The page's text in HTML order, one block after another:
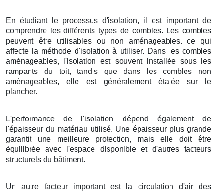
En étudiant le processus d'isolation, il est important de
comprendre les différents types de combles. Les combles
peuvent être utilisables ou non aménageables, ce qui
affecte la méthode d'isolation à utiliser. Dans les combles
aménageables, l'isolation est souvent installée sous les
rampants du toit, tandis que dans les combles non
aménageables, elle est généralement étalée sur le
plancher.
L'performance de l'isolation dépend également de
l'épaisseur du matériau utilisé. Une épaisseur plus grande
garantit une meilleure protection, mais elle doit être
équilibrée avec l'espace disponible et d'autres facteurs
structurels du bâtiment.
Un autre facteur important est la circulation d'air des